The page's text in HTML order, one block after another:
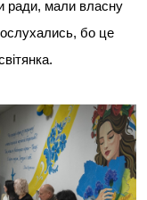
ради, мали власну
бо це